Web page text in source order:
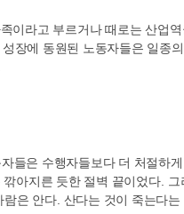
이라고 부르거나 때로는 산업
장에 동원된 노동자들은 일종
들은 수행자들보다 더 처절하게
아지른 듯한 절벽 끝이었다. 그
람은 안다. 산다는 것이 죽는다